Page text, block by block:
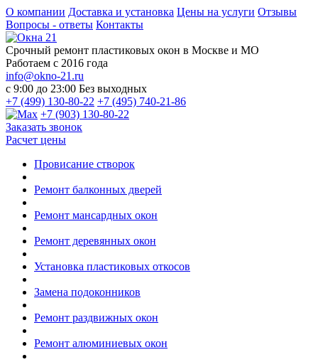
О компании Доставка и установка Цены на услуги Отзывы
Вопросы - ответы Контакты
Срочный ремонт пластиковых окон в Москве и МО
Работаем с 2016 года
info@okno-21.ru
с 9:00 до 23:00 Без выходных
+7 (499) 130-80-22 +7 (495) 740-21-86
+7 (903) 130-80-22
Заказать звонок
Расчет цены
Провисание створок
Ремонт балконных дверей
Ремонт мансардных окон
Ремонт деревянных окон
Установка пластиковых откосов
Замена подоконников
Ремонт раздвижных окон
Ремонт алюминиевых окон